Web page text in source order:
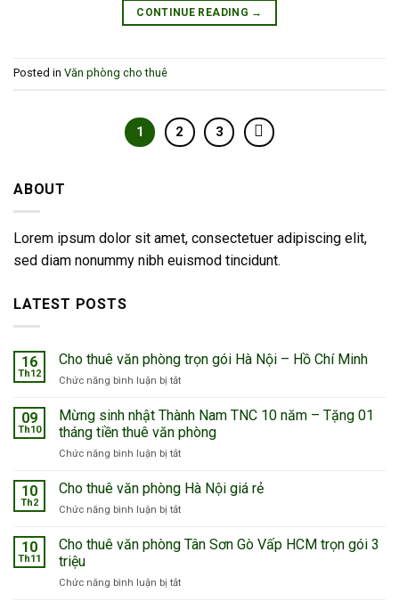
CONTINUE READING →
Posted in Văn phòng cho thuê
1 2 3
ABOUT
Lorem ipsum dolor sit amet, consectetuer adipiscing elit,
sed diam nonummy nibh euismod tincidunt.
LATEST POSTS
16
Th12
Cho thuê văn phòng trọn gói Hà Nội – Hồ Chí Minh
Chức năng bình luận bị tắtở
thuê
văn
phòng
trọn
Hà
–
Chí
09
Th10
Mừng sinh nhật Thành Nam TNC 10 năm – Tặng 01
tháng tiền thuê văn phòng
Chức năng bình luận bị tắtở
sinh
Thành
TNC
–
10
Th2
Cho thuê văn phòng Hà Nội giá rẻ
Chức năng bình luận bị tắtở
thuê
Hà
10
Th11
Cho thuê văn phòng Tân Sơn Gò Vấp HCM trọn gói 3
triệu
Chức năng bình luận bị tắtở